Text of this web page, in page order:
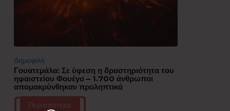
Δημοφιλή
Γουατεμάλα: Σε ύφεση η δραστηριότητα του
ηφαιστείου Φουέγο – 1.700 άνθρωποι
απομακρύνθηκαν προληπτικά
Περισσότερα